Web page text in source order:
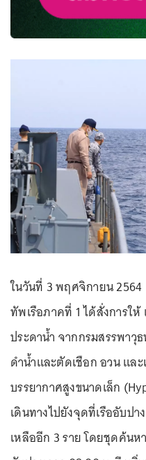
ในวันที่ 3 พฤศจิกายน 2564
ทัพเรือภาคที่ 1 ได้สั่งการใ
ประดาน้ำ จากกรมสรรพา
ดำน้ำและตัดเชือก อวน แล
บรรยากาศสูงขนาดเล็ก
เดินทางไปยังจุดที่เรืออับป
เหลืออีก 3 ราย โดยชุดค้นห